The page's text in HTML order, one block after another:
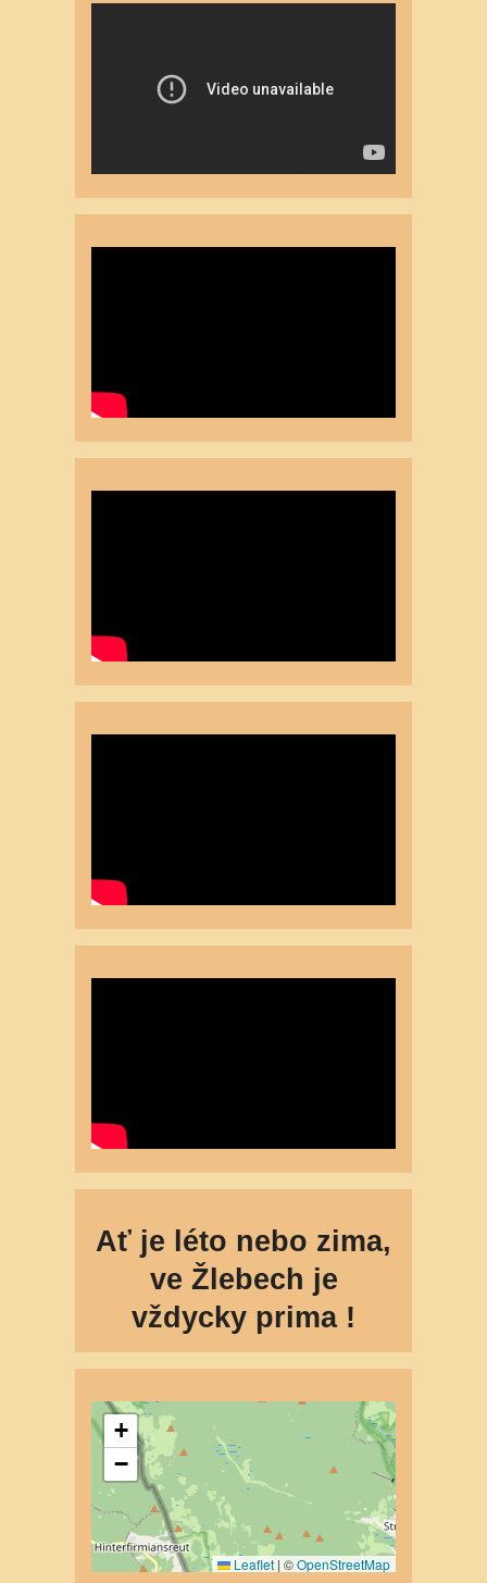
Ať je léto nebo zima,
ve Žlebech je
vždycky prima !